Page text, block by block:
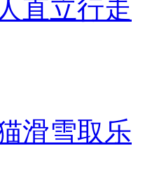
直立行走
滑雪取乐